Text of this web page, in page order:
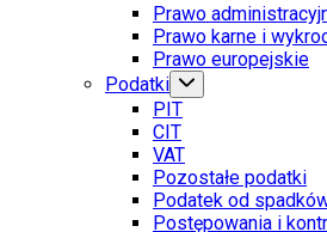
Prawo
Prawo karne i
Prawo europejskie
Podatki
PIT
CIT
VAT
Pozostałe podatki
Podatek od
Postępowania i